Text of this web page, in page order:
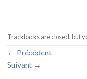
Trackbacks are closed, but
← Précédent
Suivant →